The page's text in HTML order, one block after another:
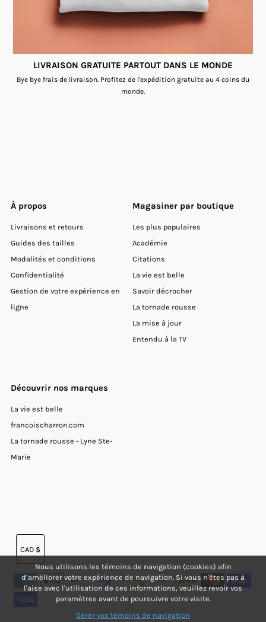
LIVRAISON GRATUITE PARTOUT DANS LE MONDE
Bye bye frais de livraison. Profitez de l'expédition gratuite au 4 coins du
monde.
À propos
Livraisons et retours
Guides des tailles
Modalités et conditions
Confidentialité
Gestion de votre expérience en
ligne
Magasiner par boutique
Les plus populaires
Académie
Citations
La vie est belle
Savoir décrocher
La tornade rousse
La mise à jour
Entendu à la TV
Découvrir nos marques
La vie est belle
francoischarron.com
La tornade rousse - Lyne Ste-
Marie
Devise
CAD $
Nous utilisons les témoins de navigation (cookies) afin
d’améliorer votre expérience de navigation. Si vous n'êtes pas à
l'aise avec l'utilisation de ces informations, veuillez revoir vos
paramètres avant de poursuivre votre visite.
Gérer vos témoins de navigation